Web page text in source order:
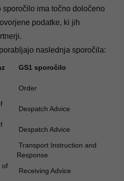
ima točno določeno
podatke, ki jih
naslednja sporočila:
GS1 sporočilo
Order
Despatch Advice
Despatch Advice
Transport Instruction and
Response
of
Receiving Advice